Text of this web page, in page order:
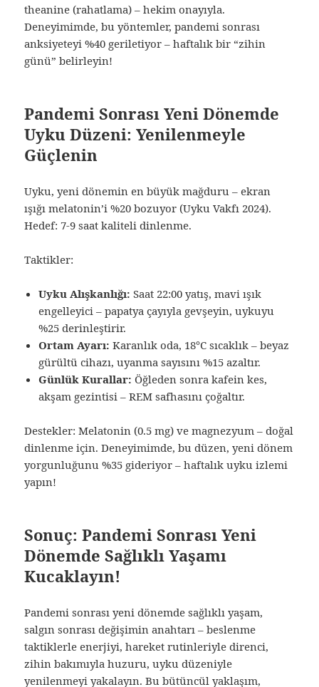
theanine (rahatlama) – hekim onayıyla.
Deneyimimde, bu yöntemler, pandemi sonrası
anksiyeteyi %40 geriletiyor – haftalık bir “zihin
günü” belirleyin!
Pandemi Sonrası Yeni Dönemde
Uyku Düzeni: Yenilenmeyle
Güçlenin
Uyku, yeni dönemin en büyük mağduru – ekran
ışığı melatonin’i %20 bozuyor (Uyku Vakfı 2024).
Hedef: 7-9 saat kaliteli dinlenme.
Taktikler:
Uyku Alışkanlığı: Saat 22:00 yatış, mavi ışık
engelleyici – papatya çayıyla gevşeyin, uykuyu
%25 derinleştirir.
Ortam Ayarı: Karanlık oda, 18°C sıcaklık – beyaz
gürültü cihazı, uyanma sayısını %15 azaltır.
Günlük Kurallar: Öğleden sonra kafein kes,
akşam gezintisi – REM safhasını çoğaltır.
Destekler: Melatonin (0.5 mg) ve magnezyum – doğal
dinlenme için. Deneyimimde, bu düzen, yeni dönem
yorgunluğunu %35 gideriyor – haftalık uyku izlemi
yapın!
Sonuç: Pandemi Sonrası Yeni
Dönemde Sağlıklı Yaşamı
Kucaklayın!
Pandemi sonrası yeni dönemde sağlıklı yaşam,
salgın sonrası değişimin anahtarı – beslenme
taktiklerle enerjiyi, hareket rutinleriyle direnci,
zihin bakımıyla huzuru, uyku düzeniyle
yenilenmeyi yakalayın. Bu bütüncül yaklaşım,